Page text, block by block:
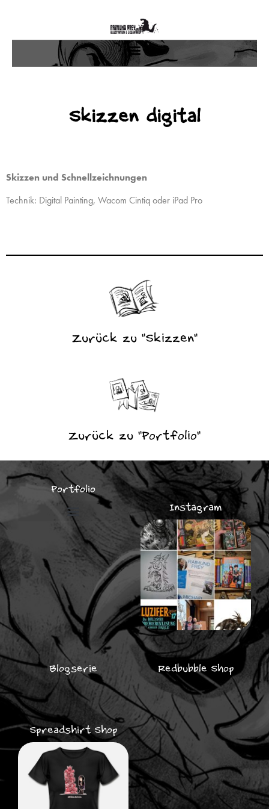
Skizzen digital
Skizzen und Schnellzeichnungen
Technik: Digital Painting, Wacom Cintiq oder iPad Pro
Zurück zu "Skizzen"
Zurück zu "Portfolio"
Portfolio
Instagram
Blogserie Redbubble Shop
Spreadshirt Shop